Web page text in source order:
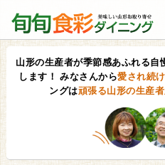
山形の生産者が季節感あふれる自
します！ みなさんから愛され続
ングは頑張る山形の生産